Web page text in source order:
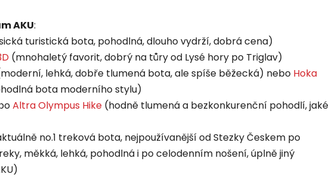
AKU:
turistická bota, pohodlná, dlouho vydrží, dobrá cena)
(mnohaletý favorit, dobrý na tůry od Lysé hory po Triglav)
lehká, dobře tlumená bota, ale spíše běžecká) nebo Hoka
bota moderního stylu)
Altra Olympus Hike (hodně tlumená a bezkonkurenční pohodlí, jaké
no.1 treková bota, nejpoužívanější od Stezky Českem po
měkká, lehká, pohodlná i po celodenním nošení, úplně jiný